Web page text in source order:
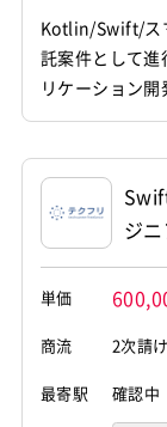
Kotlin/Swift/ス
託案件として
リケーション
とした詳細設
開発やコードレ
す。 【仕事内
ジ
単価
商流
2次請け
最寄駅 確認中